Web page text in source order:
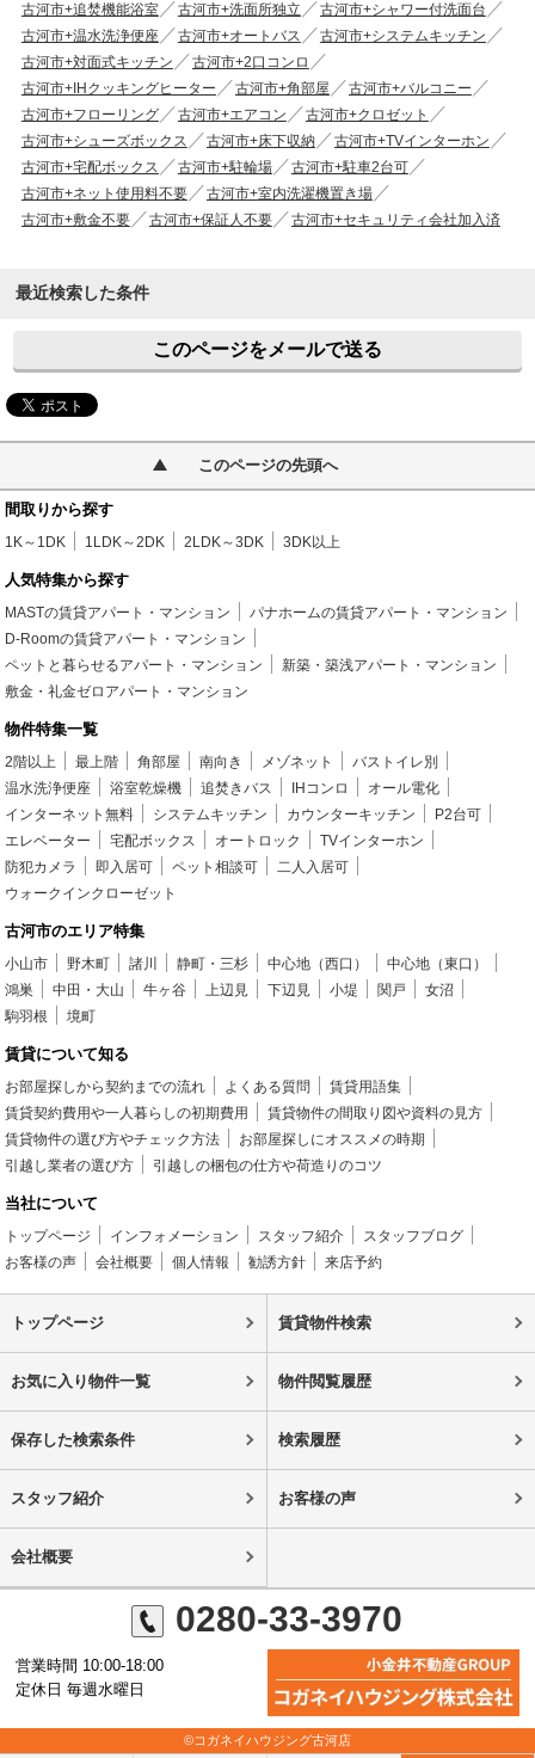
古河市+追焚機能浴室
古河市+洗面所独立
古河市+シャワー付洗面台
古河市+温水洗浄便座
古河市+オートバス
古河市+システムキッチン
古河市+対面式キッチン
古河市+2口コンロ
古河市+IHクッキングヒーター
古河市+角部屋
古河市+バルコニー
古河市+フローリング
古河市+エアコン
古河市+クロゼット
古河市+シューズボックス
古河市+床下収納
古河市+TVインターホン
古河市+宅配ボックス
古河市+駐輪場
古河市+駐車2台可
古河市+ネット使用料不要
古河市+室内洗濯機置き場
古河市+敷金不要
古河市+保証人不要 古河市+セキュリティ会社加入済
最近検索した条件
このページをメールで送る
このページの先頭へ
間取りから探す
1K～1DK 1LDK～2DK 2LDK～3DK 3DK以上
人気特集から探す
MASTの賃貸アパート・マンション
パナホームの賃貸アパート・マンション
D-Roomの賃貸アパート・マンション
ペットと暮らせるアパート・マンション
新築・築浅アパート・マンション
敷金・礼金ゼロアパート・マンション
物件特集一覧
2階以上 最上階 角部屋 南向き メゾネット
バストイレ別
温水洗浄便座
浴室乾燥機 追焚きバス IHコンロ
オール電化
インターネット無料
システムキッチン カウンターキッチン
P2台可
エレベーター
宅配ボックス オートロック
TVインターホン
防犯カメラ
即入居可 ペット相談可
二人入居可
ウォークインクローゼット
古河市のエリア特集
小山市 野木町 諸川 静町・三杉 中心地（西口）
中心地（東口）
鴻巣
中田・大山 牛ヶ谷 上辺見 下辺見 小堤 関戸
女沼
駒羽根
境町
賃貸について知る
お部屋探しから契約までの流れ よくある質問
賃貸用語集
賃貸契約費用や一人暮らしの初期費用
賃貸物件の間取り図や資料の見方
賃貸物件の選び方やチェック方法
お部屋探しにオススメの時期
引越し業者の選び方
引越しの梱包の仕方や荷造りのコツ
当社について
トップページ インフォメーション スタッフ紹介
スタッフブログ
お客様の声
会社概要 個人情報 勧誘方針 来店予約
トップページ 賃貸物件検索
お気に入り物件一覧 物件閲覧履歴
保存した検索条件 検索履歴
スタッフ紹介 お客様の声
会社概要
0280-33-3970
営業時間 10:00-18:00
定休日 毎週水曜日
©コガネイハウジング古河店